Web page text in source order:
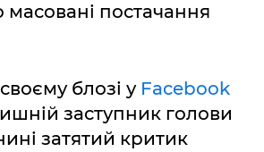
постачання
блозі у Facebook
заступник голови
затятий критик